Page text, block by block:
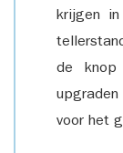
krijgen
de
voor het